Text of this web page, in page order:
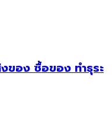
งของ ซื้อของ ทำธุระ